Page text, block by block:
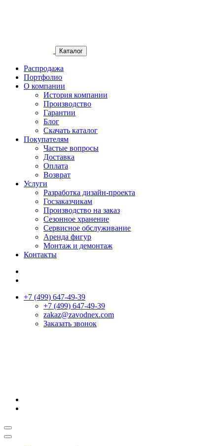
Каталог
Распродажа
Портфолио
О компании
История компании
Производство
Гарантии
Блог
Скачать каталог
Покупателям
Частые вопросы
Доставка
Оплата
Возврат
Услуги
Разработка дизайн-проекта
Госзаказчикам
Производство на заказ
Сезонное хранение
Сервисное обслуживание
Аренда фигур
Монтаж и демонтаж
Контакты
+7 (499) 647-49-39
+7 (499) 647-49-39
zakaz@zavodnex.сom
Заказать звонок